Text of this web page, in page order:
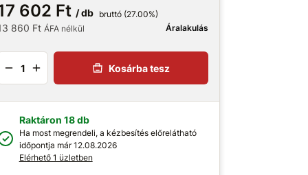
602 Ft / db bruttó (27.00%)
860 Ft ÁFA nélkül Áralakulás
Kosárba tesz
Raktáron 18 db
Ha most megrendeli, a kézbesítés előrelátható
időpontja már 12.08.2026
Elérhető 1 üzletben